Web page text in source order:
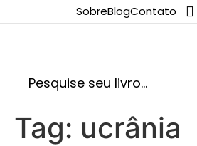
SobreBlogContato
Tag: ucrânia